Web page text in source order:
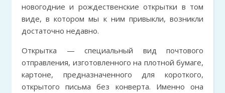
новогодние и рождественские открытки в том
виде, в котором мы к ним привыкли, возникли
достаточно недавно.
Открытка — специальный вид почтового
отправления, изготовленного на плотной бумаге,
картоне, предназначенного для короткого,
открытого письма без конверта. Именно она